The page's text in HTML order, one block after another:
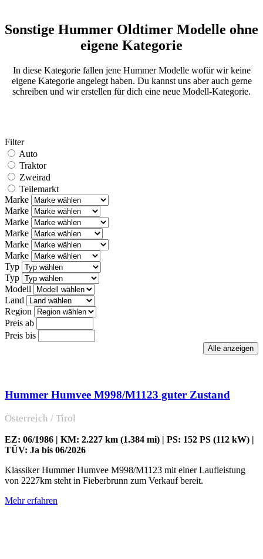
Sonstige Hummer Oldtimer Modelle ohne
eigene Kategorie
In diese Kategorie fallen jene Hummer Modelle wofür wir keine
eigene Kategorie angelegt haben. Du kannst uns aber auch gerne
schreiben und wir erstellen für dich eine neue Modell-Kategorie.
Filter
Auto
Traktor
Zweirad
Teilemarkt
Marke
Marke
Marke
Marke
Marke
Marke
Typ
Typ
Modell
Land
Region
Preis ab
Preis bis
Hummer Humvee M998/M1123 guter Zustand
Österreich / Tirol
EZ: 06/1986 | KM: 2.227 km (1.384 mi) | PS: 152 PS (112 kW) |
TÜV: Ja bis 06/2026
Klassiker Hummer Humvee M998/M1123 mit einer Laufleistung
von 2227km steht in Fieberbrunn zum Verkauf bereit.
Mehr erfahren